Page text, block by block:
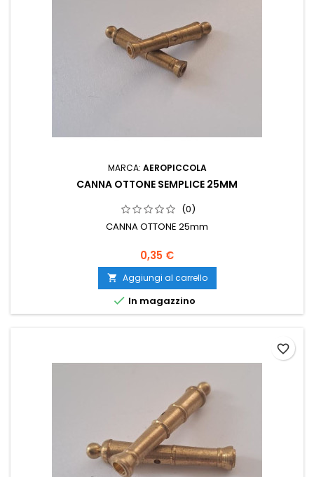
MARCA: AEROPICCOLA
CANNA OTTONE SEMPLICE 25MM
(0)
CANNA OTTONE 25mm
0,35 €
 Aggiungi al carrello
 In magazzino
favorite_border